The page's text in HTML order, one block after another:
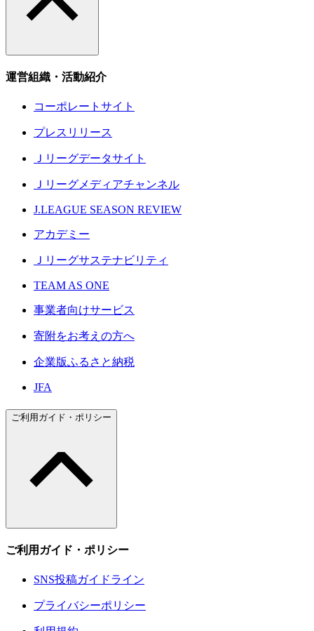
運営組織・活動紹介
コーポレートサイト
プレスリリース
Ｊリーグデータサイト
Ｊリーグメディアチャンネル
J.LEAGUE SEASON REVIEW
アカデミー
Ｊリーグサステナビリティ
TEAM AS ONE
事業者向けサービス
寄附をお考えの方へ
企業版ふるさと納税
JFA
ご利用ガイド・ポリシー
ご利用ガイド・ポリシー
SNS投稿ガイドライン
プライバシーポリシー